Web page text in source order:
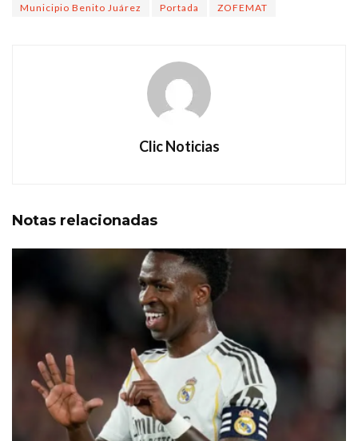
Municipio Benito Juárez
Portada ZOFEMAT
Clic Noticias
Notas relacionadas